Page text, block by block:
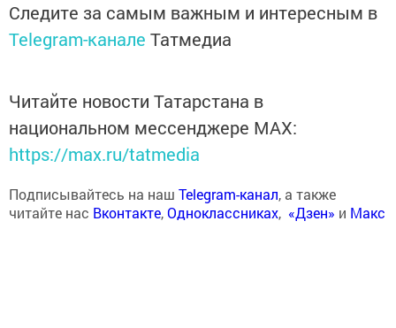
Следите за самым важным и интересным в
Telegram-канале Татмедиа
Читайте новости Татарстана в
национальном мессенджере MАХ:
https://max.ru/tatmedia
Подписывайтесь на наш Telegram-канал, а также
читайте нас Вконтакте,Одноклассниках, «Дзен» и Макс